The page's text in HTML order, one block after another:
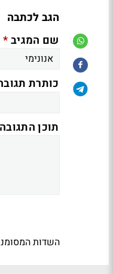
הגב לכתבה
שם המגיב*
כותרת
תוכן התגובה
השדות